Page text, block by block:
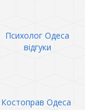
Психолог Одеса
відгуки
Костоправ Одеса